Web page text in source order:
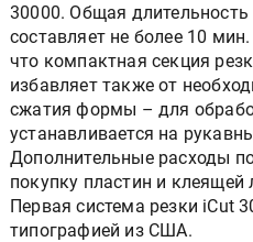
30000. Общая длительность
составляет не более 10
что компактная секция
избавляет также от
сжатия формы – для
устанавливается на
Дополнительные расходы
покупку пластин и клеящей
Первая система резки iCut
типографией из США.